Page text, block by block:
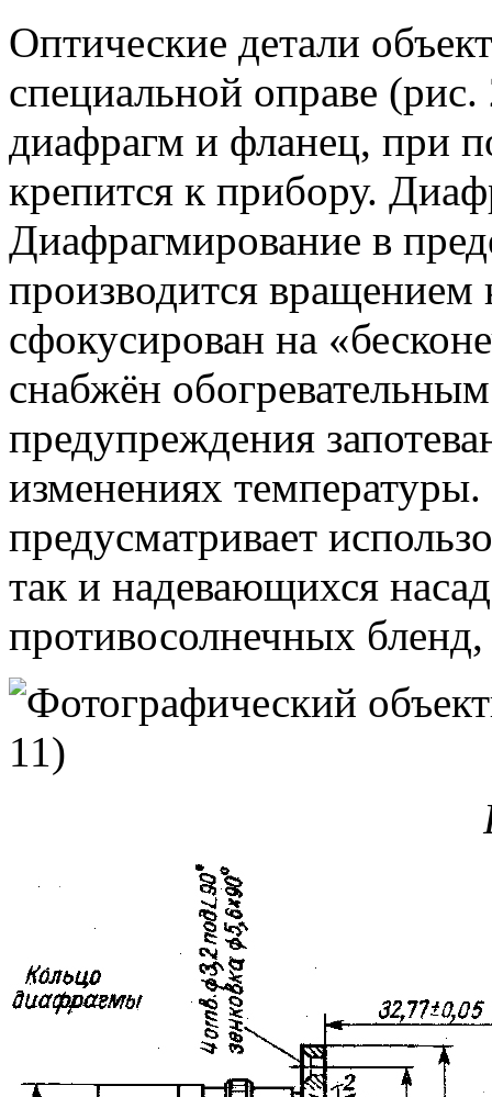
Оптические детали
специальной оправе
диафрагм и фланец, при
крепится к прибору.
Диафрагмирование в
производится вращением
сфокусирован на
снабжён
предупреждения
изменениях
предусматривает
так и надевающихся
противосолнечных